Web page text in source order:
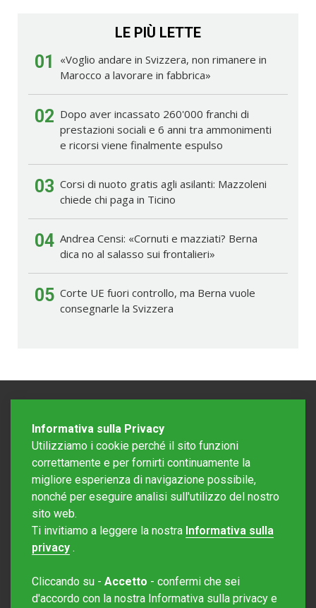
LE PIÙ LETTE
01
«Voglio andare in Svizzera, non rimanere in
Marocco a lavorare in fabbrica»
02 Dopo aver incassato 260'000 franchi di
prestazioni sociali e 6 anni tra ammonimenti
e ricorsi viene finalmente espulso
03 Corsi di nuoto gratis agli asilanti: Mazzoleni
chiede chi paga in Ticino
04 Andrea Censi: «Cornuti e mazziati? Berna
dica no al salasso sui frontalieri»
05 Corte UE fuori controllo, ma Berna vuole
consegnarle la Svizzera
Editore Rotostampa SA
Sito creato daRedesign
Informativa sulla Privacy
Utilizziamo i cookie perché il sito funzioni
correttamente e per fornirti continuamente la
migliore esperienza di navigazione possibile,
nonché per eseguire analisi sull'utilizzo del nostro
sito web.
Ti invitiamo a leggere la nostra Informativa sulla
privacy .
Cliccando su - Accetto - confermi che sei
d'accordo con la nostra Informativa sulla privacy e